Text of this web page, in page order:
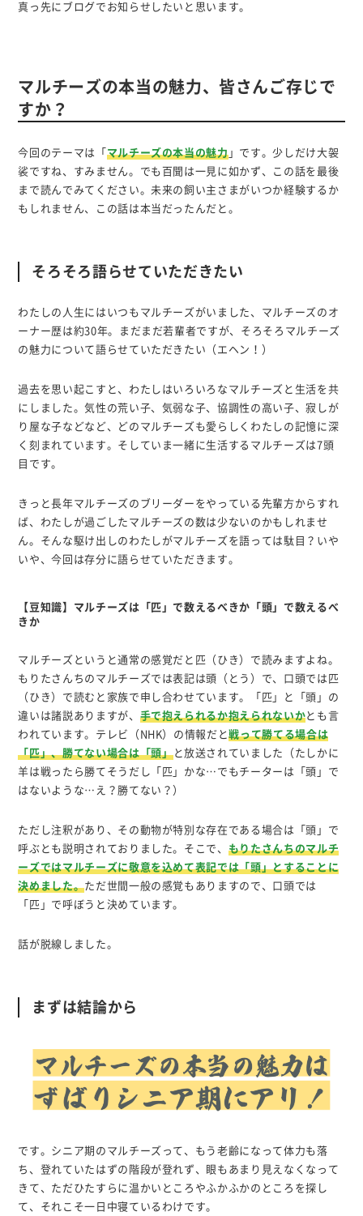
真っ先にブログでお知らせしたいと思います。
マルチーズの本当の魅力、皆さんご存じで
すか？
今回のテーマは「 マルチーズの本当の魅力」です。少しだけ大袈
裟ですね、すみません。でも百聞は一見に如かず、この話を最後
まで読んでみてください。未来の飼い主さまがいつか経験するか
もしれません、この話は本当だったんだと。
そろそろ語らせていただきたい
わたしの人生にはいつもマルチーズがいました、マルチーズのオ
ーナー歴は約30年。まだまだ若輩者ですが、そろそろマルチーズ
の魅力について語らせていただきたい（エヘン！）
過去を思い起こすと、わたしはいろいろなマルチーズと生活を共
にしました。気性の荒い子、気弱な子、協調性の高い子、寂しが
り屋な子などなど、どのマルチーズも愛らしくわたしの記憶に深
く刻まれています。そしていま一緒に生活するマルチーズは7頭
目です。
きっと長年マルチーズのブリーダーをやっている先輩方からすれ
ば、わたしが過ごしたマルチーズの数は少ないのかもしれませ
ん。そんな駆け出しのわたしがマルチーズを語っては駄目？いや
いや、今回は存分に語らせていただきます。
【豆知識】マルチーズは「匹」で数えるべきか「頭」で数えるべ
きか
マルチーズというと通常の感覚だと匹（ひき）で読みますよね。
もりたさんちのマルチーズでは表記は頭（とう）で、口頭では匹
（ひき）で読むと家族で申し合わせています。「匹」と「頭」の
違いは諸説ありますが、 手で抱えられるか抱えられないかとも言
われています。テレビ（NHK）の情報だと戦って勝てる場合は
「匹」、勝てない場合は「頭」と放送されていました（たしかに
羊は戦ったら勝てそうだし「匹」かな…でもチーターは「頭」で
はないような…え？勝てない？）
ただし注釈があり、その動物が特別な存在である場合は「頭」で
呼ぶとも説明されておりました。そこで、 もりたさんちのマルチ
ーズではマルチーズに敬意を込めて表記では「頭」とすることに
決めました。ただ世間一般の感覚もありますので、口頭では
「匹」で呼ぼうと決めています。
話が脱線しました。
まずは結論から
です。シニア期のマルチーズって、もう老齢になって体力も落
ち、登れていたはずの階段が登れず、眼もあまり見えなくなって
きて、ただひたすらに温かいところやふかふかのところを探し
て、それこそ一日中寝ているわけです。